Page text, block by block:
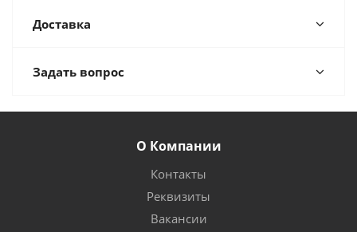
Доставка
Задать вопрос
О Компании
Контакты
Реквизиты
Вакансии